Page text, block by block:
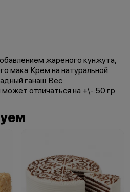
жареного кунжута,
мака. Крем на натуральной
ганаш. Вес
отличаться на +\- 50 гр